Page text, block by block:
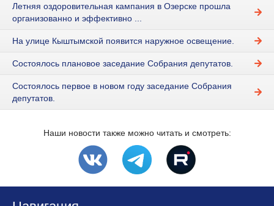
Летняя оздоровительная кампания в Озерске прошла
организованно и эффективно ...
На улице Кыштымской появится наружное освещение.
Состоялось плановое заседание Собрания депутатов.
Состоялось первое в новом году заседание Собрания
депутатов.
Наши новости также можно читать и смотреть: